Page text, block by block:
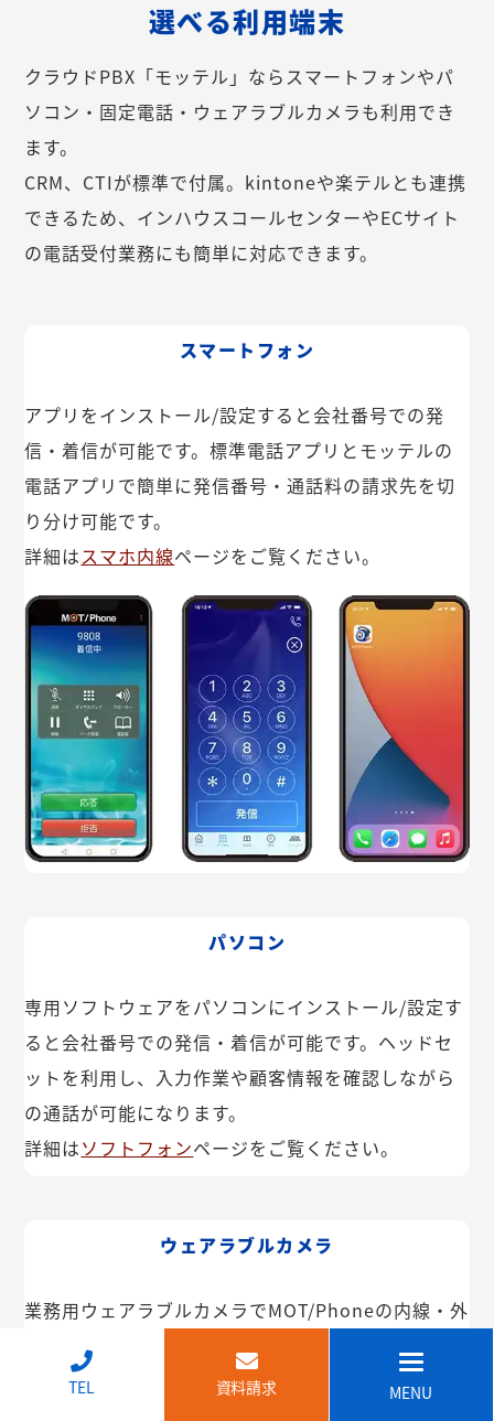
選べる利用端末
クラウドPBX「モッテル」ならスマートフォンやパ
ソコン・固定電話・ウェアラブルカメラも利用でき
ます。
CRM、CTIが標準で付属。kintoneや楽テルとも連携
できるため、インハウスコールセンターやECサイト
の電話受付業務にも簡単に対応できます。
スマートフォン
アプリをインストール/設定すると会社番号での発
信・着信が可能です。標準電話アプリとモッテルの
電話アプリで簡単に発信番号・通話料の請求先を切
り分け可能です。
詳細はスマホ内線ページをご覧ください。
パソコン
専用ソフトウェアをパソコンにインストール/設定す
ると会社番号での発信・着信が可能です。ヘッドセ
ットを利用し、入力作業や顧客情報を確認しながら
の通話が可能になります。
詳細はソフトフォンページをご覧ください。
ウェアラブルカメラ
業務用ウェアラブルカメラでMOT/Phoneの内線・外
線が利用できます。インカム機能や映像共有なども
可能。IP68で防塵・防水で建設現場などでも安心し
TEL 資料請求 MENU